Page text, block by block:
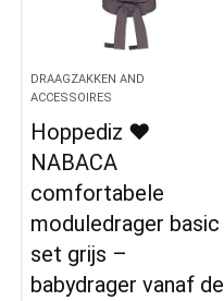
DRAAGZAKKEN AND
ACCESSOIRES
Hoppediz ♥
NABACA
comfortabele
moduledrager basic
set grijs –
babydrager vanaf de